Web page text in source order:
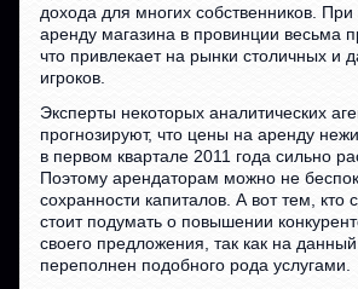
дохода для многих собственников.
аренду магазина в провинции весьма
что привлекает на рынки столичных и
игроков.
Эксперты некоторых аналитических
прогнозируют, что цены на аренду
в первом квартале 2011 года сильно
Поэтому арендаторам можно не
сохранности капиталов. А вот тем,
стоит подумать о повышении
своего предложения, так как на
переполнен подобного рода услугами.